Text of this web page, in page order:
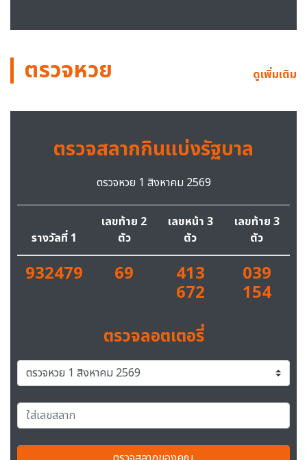
ตรวจหวย ดูเพิ่มเติม
ตรวจสลากกินแบ่งรัฐบาล
ตรวจหวย 1 สิงหาคม 2569
รางวัลที่ 1
เลขท้าย 2
ตัว
เลขหน้า 3
ตัว
เลขท้าย 3
ตัว
932479 69 413
672
039
154
ตรวจลอตเตอรี่